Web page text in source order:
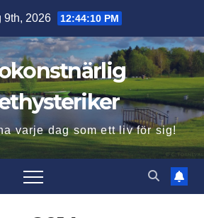
9th, 2026 12:44:12 PM
varje dag som ett liv för sig!